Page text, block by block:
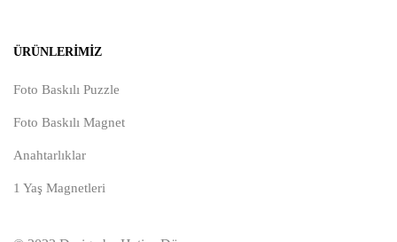
ÜRÜNLERIMIZ
Foto Baskılı Puzzle
Foto Baskılı Magnet
Anahtarlıklar
1 Yaş Magnetleri